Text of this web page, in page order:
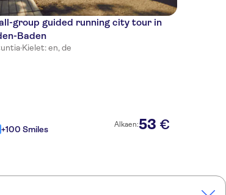
group guided running city tour in
Baden
·Kielet: en, de
+100 Smiles Alkaen:53 €